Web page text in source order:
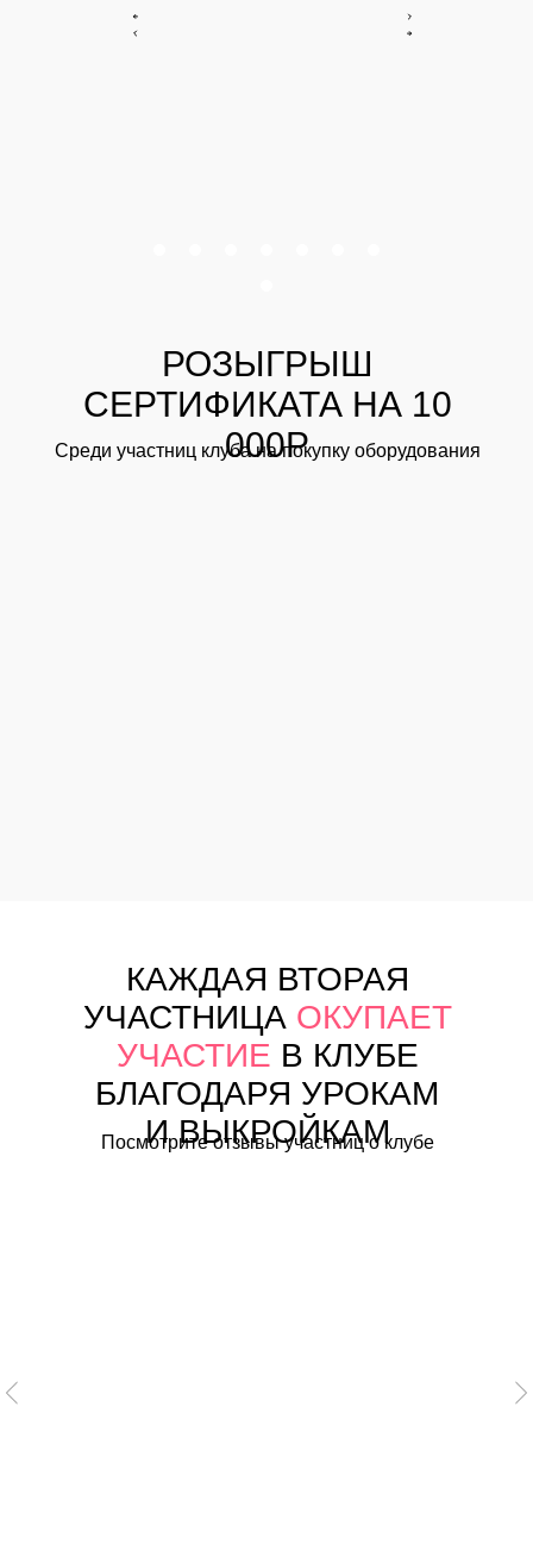
Среди участниц клуба на покупку оборудования
РОЗЫГРЫШ
СЕРТИФИКАТА НА 10
000Р
КАЖДАЯ ВТОРАЯ
УЧАСТНИЦА ОКУПАЕТ
УЧАСТИЕ В КЛУБЕ
БЛАГОДАРЯ УРОКАМ
И ВЫКРОЙКАМ
Посмотрите отзывы участниц о клубе